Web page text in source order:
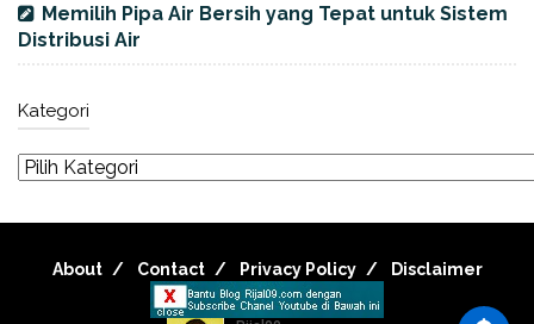
Memilih Pipa Air Bersih yang Tepat untuk Sistem
Distribusi Air
Kategori
About Contact Privacy Policy Disclaimer